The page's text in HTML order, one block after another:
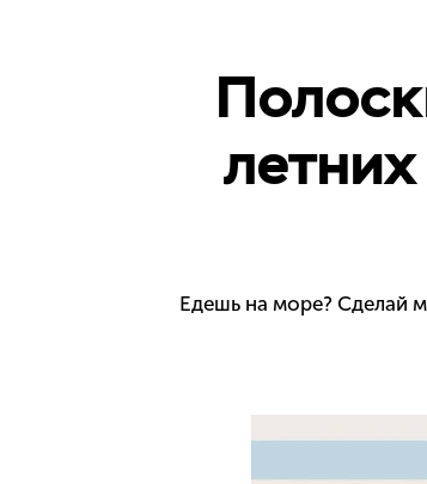
Едешь на море? Сделай